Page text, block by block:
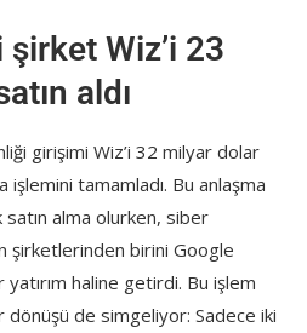
Wiz’i 23
aldı
girişimi Wiz’i 32 milyar dolar
işlemini tamamladı. Bu anlaşma
alma olurken, siber
şirketlerinden birini Google
haline getirdi. Bu işlem
dönüşü de simgeliyor: Sadece iki